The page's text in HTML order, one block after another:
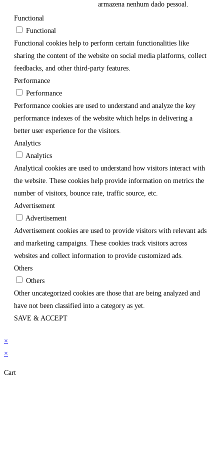
armazena nenhum dado pessoal.
Functional
Functional
Functional cookies help to perform certain functionalities like
sharing the content of the website on social media platforms, collect
feedbacks, and other third-party features.
Performance
Performance
Performance cookies are used to understand and analyze the key
performance indexes of the website which helps in delivering a
better user experience for the visitors.
Analytics
Analytics
Analytical cookies are used to understand how visitors interact with
the website. These cookies help provide information on metrics the
number of visitors, bounce rate, traffic source, etc.
Advertisement
Advertisement
Advertisement cookies are used to provide visitors with relevant ads
and marketing campaigns. These cookies track visitors across
websites and collect information to provide customized ads.
Others
Others
Other uncategorized cookies are those that are being analyzed and
have not been classified into a category as yet.
SAVE & ACCEPT
×
×
Cart